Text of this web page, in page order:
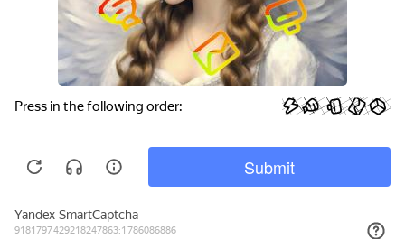
+7 (861) 298-41-90 +7 (861) 298-41-90
Российская, дом 269/10А
krov@krovsystem.com ЗАКАЗАТЬ ЗВОНОК
Информация на данном сайте носит ознакомительный характер и не является
Политика конфиденциальности